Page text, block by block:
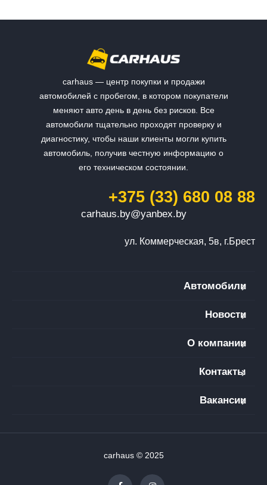
carhaus — центр покупки и продажи
автомобилей с пробегом, в котором покупатели
меняют авто день в день без рисков. Все
автомобили тщательно проходят проверку и
диагностику, чтобы наши клиенты могли купить
автомобиль, получив честную информацию о
его техническом состоянии.
+375 (33) 680 08 88
carhaus.by@yanbex.by
ул. Коммерческая, 5в, г.Брест
Автомобили
Новости
О компании
Контакты
Вакансии
carhaus © 2025